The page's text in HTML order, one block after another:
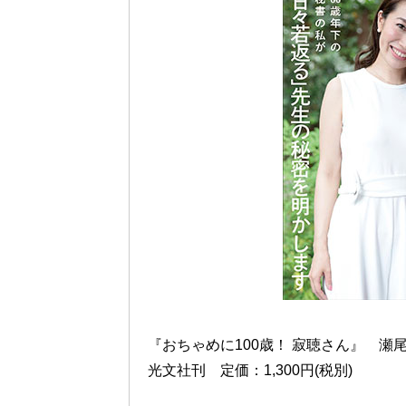
『おちゃめに100歳！ 寂聴さん』 瀬
光文社刊 定価：1,300円(税別)